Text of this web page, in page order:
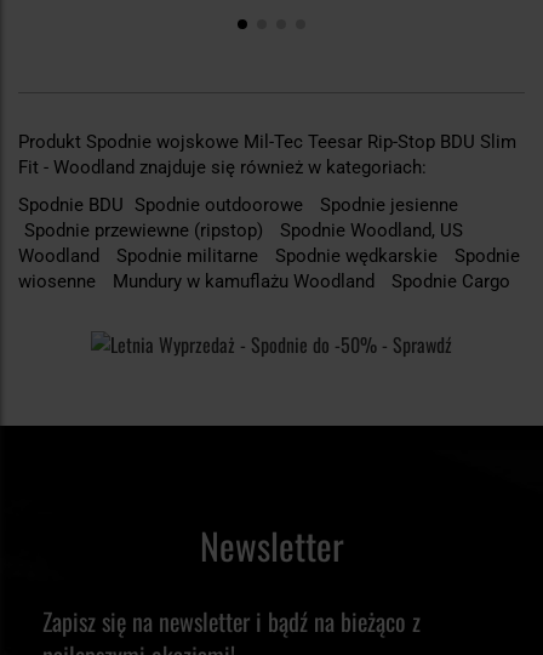
Produkt Spodnie wojskowe Mil-Tec Teesar Rip-Stop BDU Slim
Fit - Woodland znajduje się również w kategoriach:
Spodnie BDU
Spodnie outdoorowe
Spodnie jesienne
Spodnie przewiewne (ripstop)
Spodnie Woodland, US
Woodland
Spodnie militarne Spodnie wędkarskie
Spodnie
wiosenne
Mundury w kamuflażu Woodland Spodnie Cargo
Newsletter
Zapisz się na newsletter i bądź na bieżąco z